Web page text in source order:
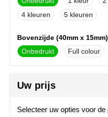
Orrefors
Parker pennen
Philips
Retulp
4
5
Bovenzijde (40mm x 15mm)
Onbedrukt
Full colour
Uw prijs
Selecteer uw opties voor de